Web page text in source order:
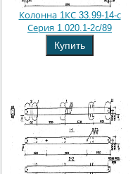
Колонна 1КС 33.99-14-с
Серия 1.020.1-2с/89
Купить